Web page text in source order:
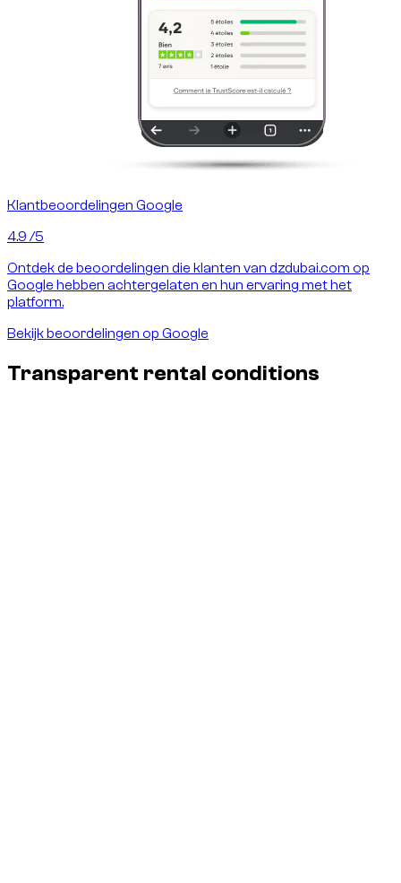
Klantbeoordelingen Google
4.9 /5
Ontdek de beoordelingen die klanten van dzdubai.com op
Google hebben achtergelaten en hun ervaring met het
platform.
Bekijk beoordelingen op Google
Transparent rental conditions